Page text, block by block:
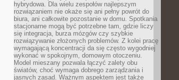
hybrydowa. Dla wielu zespołów najlepszym
rozwiązaniem nie okaże się ani pełny powrót do
biura, ani całkowite pozostanie w domu. Spotkania
stacjonarne mogą być potrzebne tam, gdzie liczy
się integracja, burza mózgów czy szybkie
rozwiązywanie złożonych problemów. Z kolei pracę
wymagającą koncentracji da się często wygodniej
wykonać w spokojnym, domowym otoczeniu.
Model mieszany pozwala łączyć zalety obu
światów, choć wymaga dobrego zarządzania i
jasnych zasad. Ważnym aspektem jest także